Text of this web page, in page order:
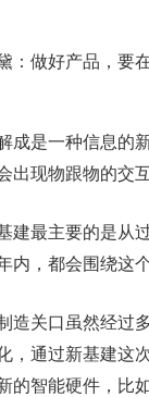
成是一种信息的
出现物跟物的交
建最主要的是从
内，都会围绕这
造关口虽然经过
，通过新基建这
的智能硬件，比